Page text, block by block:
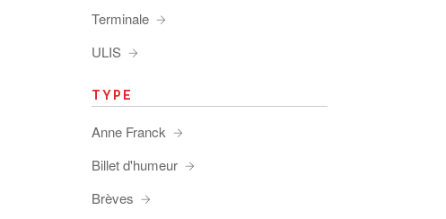
Terminale
ULIS
TYPE
Anne Franck
Billet d'humeur
Brèves